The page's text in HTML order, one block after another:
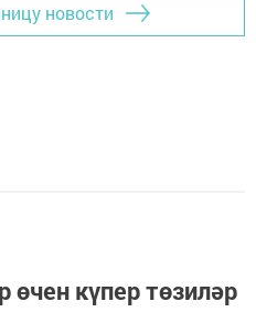
новости
өчен күпер төзиләр